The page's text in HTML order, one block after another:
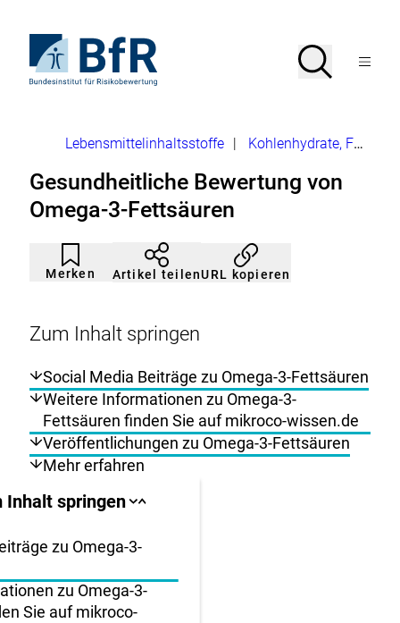
Seiteninhalt
springenStartseite
von
Suche
SucheMenü
Brotkrumennavigation
Lebensmittelinhaltsstoffe Kohlenhydrate, Fette, Proteine
Gesundheitliche Bewertung von
Omega-3-Fettsäuren
Merken
Artikel
nicht
gemerkt
Durch
Klicken
der
Artikel teilenURL kopieren
Zum Inhalt springen
Social Media Beiträge zu Omega-3-Fettsäuren
Weitere Informationen zu Omega-3-
Fettsäuren finden Sie auf mikroco-wissen.de
Veröffentlichungen zu Omega-3-Fettsäuren
Mehr erfahren
Inhalt springen Sprungankerliste
Sprungankerliste
zu Omega-3-
zu Omega-3-
Sie auf mikroco-